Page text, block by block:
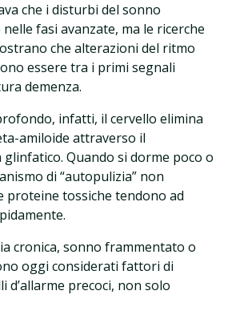
che i disturbi del sonno
fasi avanzate, ma le ricerche
che alterazioni del ritmo
essere tra i primi segnali
demenza.
infatti, il cervello elimina
amiloide attraverso il
Quando si dorme poco o
di “autopulizia” non
proteine tossiche tendono ad
cronica, sonno frammentato o
oggi considerati fattori di
d’allarme precoci, non solo